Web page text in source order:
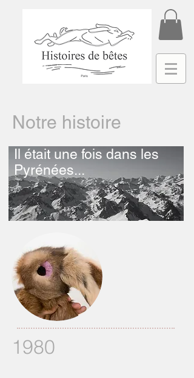
Notre histoire
Il était une fois dans les
Pyrénées...
1980